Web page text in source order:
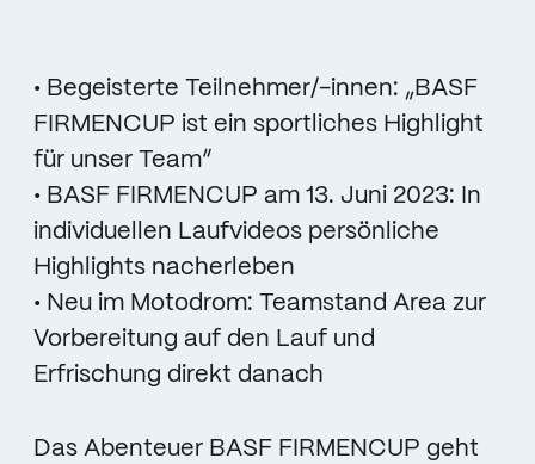
• Begeisterte Teilnehmer/-innen: „BASF
FIRMENCUP ist ein sportliches Highlight
für unser Team“
• BASF FIRMENCUP am 13. Juni 2023: In
individuellen Laufvideos persönliche
Highlights nacherleben
• Neu im Motodrom: Teamstand Area zur
Vorbereitung auf den Lauf und
Erfrischung direkt danach
Das Abenteuer BASF FIRMENCUP geht